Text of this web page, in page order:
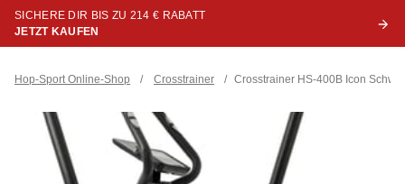
SICHERE DIR BIS ZU 214 € RABATT
JETZT KAUFEN
Hop-Sport Online-Shop / Crosstrainer / Crosstrainer HS-400B Icon